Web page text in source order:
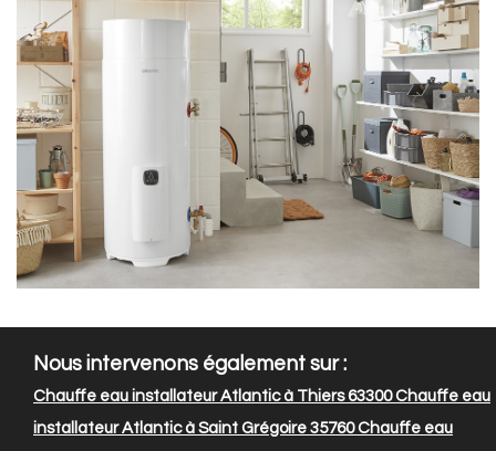
Nous intervenons également sur :
Chauffe eau installateur Atlantic à Thiers 63300Chauffe eau
installateur Atlantic à Saint Grégoire 35760Chauffe eau